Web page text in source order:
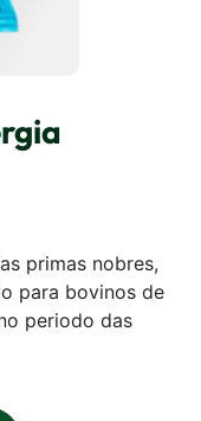
primas nobres,
para bovinos de
periodo das